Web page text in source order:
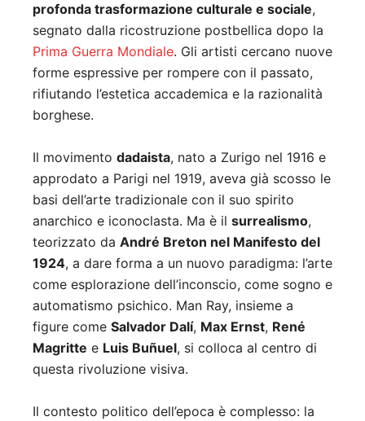
profonda trasformazione culturale e sociale,
segnato dalla ricostruzione postbellica dopo la
Prima Guerra Mondiale. Gli artisti cercano nuove
forme espressive per rompere con il passato,
rifiutando l’estetica accademica e la razionalità
borghese.
Il movimento dadaista, nato a Zurigo nel 1916 e
approdato a Parigi nel 1919, aveva già scosso le
basi dell’arte tradizionale con il suo spirito
anarchico e iconoclasta. Ma è il surrealismo,
teorizzato da André Breton nel Manifesto del
1924, a dare forma a un nuovo paradigma: l’arte
come esplorazione dell’inconscio, come sogno e
automatismo psichico. Man Ray, insieme a
figure come Salvador Dalí, Max Ernst, René
Magritte e Luis Buñuel, si colloca al centro di
questa rivoluzione visiva.
Il contesto politico dell’epoca è complesso: la